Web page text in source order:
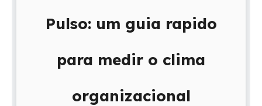
Pulso: um guia rapido
para medir o clima
organizacional